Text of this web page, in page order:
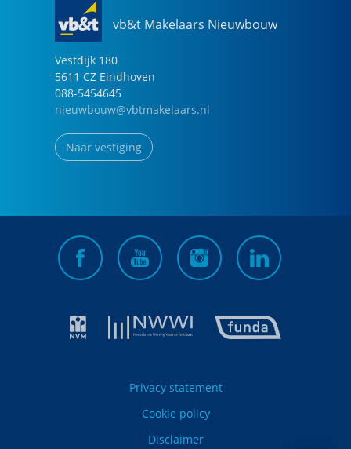
vb&t Makelaars Nieuwbouw
Vestdijk 180
5611 CZ Eindhoven
088-5454645
nieuwbouw@vbtmakelaars.nl
Naar vestiging
Privacy statement
Cookie policy
Disclaimer